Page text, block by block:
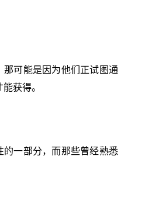
可能是因为他们正试图通
获得。
一部分，而那些曾经熟悉